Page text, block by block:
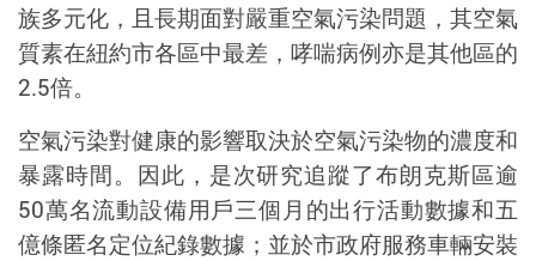
族多元化，且長期面對嚴重空氣污染問題，其空氣
質素在紐約市各區中最差，哮喘病例亦是其他區的
2.5倍。
空氣污染對健康的影響取決於空氣污染物的濃度和
暴露時間。因此，是次研究追蹤了布朗克斯區逾
50萬名流動設備用戶三個月的出行活動數據和五
億條匿名定位紀錄數據；並於市政府服務車輛安裝